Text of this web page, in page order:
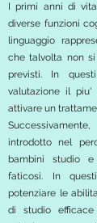
I primi anni di
diverse funzioni
linguaggio
che talvolta non
previsti. In
valutazione il piu'
attivare un
introdotto nel
bambini studio
faticosi. In
potenziare le
di studio